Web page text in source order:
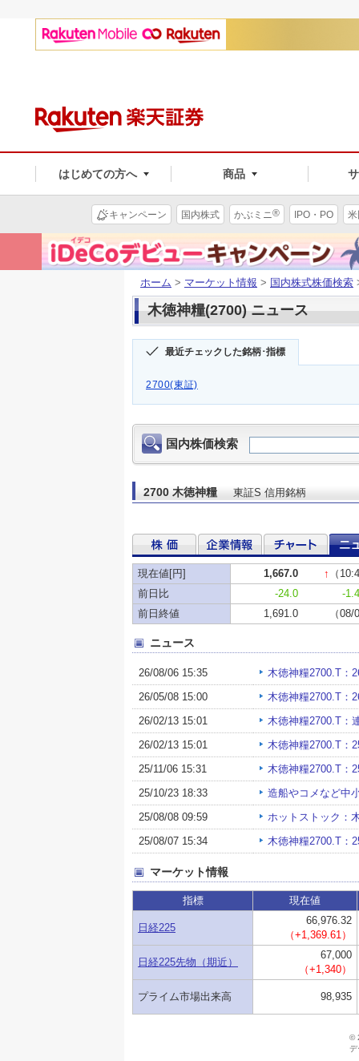
はじめての方へ 商品
キャンペーン 国内株式 かぶミニ® IPO・PO
ホーム > マーケット情報 > 国内株式株価検索
木徳神糧(2700) ニュース
最近チェックした銘柄･指標
2700(東証)